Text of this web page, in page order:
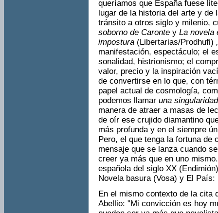
queríamos que España fuese
lugar de la historia del arte y de
tránsito a otros siglo y milenio,
soborno de Caronte y La novela
impostura (Libertarias/Prodhufi)
manifes­tación, espectáculo; el
sonalidad, histrionismo; el
valor, precio y la inspiración
de conver­tirse en lo que, con
papel actual de cosmolo­gía,
podemos llamar una
manera de atraer a masas de
de oír ese crujido diamanti­no
más profunda y en el siempre
Pero, el que tenga la fortuna de
mensaje que se lanza cuando
creer ya más que en uno
española del siglo XX
Novela basura (Vosa) y El
En el mismo contexto de la cita
Abellio: "Mi convicción es hoy